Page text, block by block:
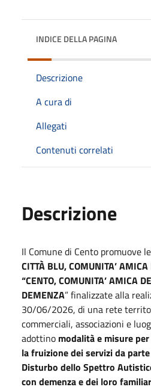
INDICE DELLA PAGINA
Descrizione
A cura di
Allegati
Contenuti correlati
Descrizione
Il Comune di Cento promuove
CITTÀ BLU, COMUNITA’ AMICA
“CENTO, COMUNITA’ AMICA
DEMENZA” finalizzate alla
30/06/2026, di una rete
commerciali, associazioni e
adottino modalità e misure
la fruizione dei servizi da
Disturbo dello Spettro
con demenza e dei loro